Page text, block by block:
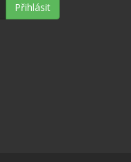
Přihlásit